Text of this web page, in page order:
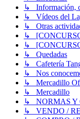
↳ Información,
↳ Vídeos del
↳ Otras
↳
↳
↳ Quedadas
↳ Cafetería
↳ Nos
↳ Mercadillo
↳ Mercadillo
↳ NORMAS Y
↳ VENDO /